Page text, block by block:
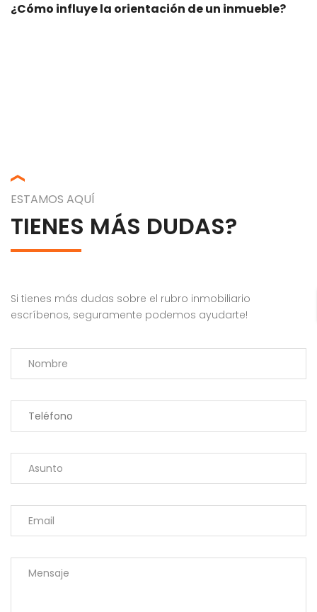
¿Cómo influye la orientación de un inmueble?
ESTAMOS AQUÍ
TIENES MÁS DUDAS?
Si tienes más dudas sobre el rubro inmobiliario
escríbenos, seguramente podemos ayudarte!